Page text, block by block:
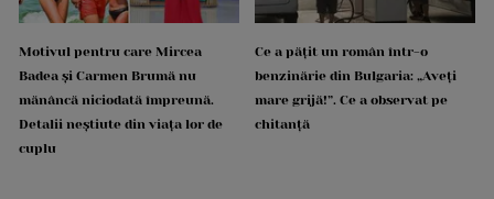
Motivul pentru care Mircea
Badea și Carmen Brumă nu
mănâncă niciodată împreună.
Detalii neștiute din viața lor de
cuplu
Ce a pățit un român într-o
benzinărie din Bulgaria: „Aveți
mare grijă!”. Ce a observat pe
chitanță